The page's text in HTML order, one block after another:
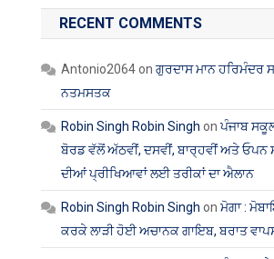
RECENT COMMENTS
Antonio2064onਗੁਰਦਾਸ ਮਾਨ ਹਰਿਮੰਦਰ
ਨਤਮਸਤਕ
Robin Singh Robin Singh onਪੰਜਾਬ
ਬੋਰਡ ਵੱਲੋਂ ਅੱਠਵੀਂ, ਦਸਵੀਂ, ਬਾਰ੍ਹਵੀਂ ਅਤੇ ਓਪਨ
ਦੀਆਂ ਪ੍ਰੀਖਿਆਵਾਂ ਲਈ ਤਰੀਕਾਂ ਦਾ ਐਲਾਨ
Robin Singh Robin Singh onਮੋਗਾ :
ਕਰਕੇ ਲਾੜੀ ਹੋਈ ਅਚਾਨਕ ਗਾਇਬ, ਬਰਾਤ